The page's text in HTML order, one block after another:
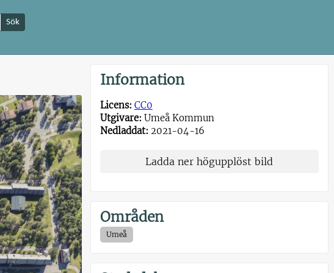
Sök
Information
Licens: CC0
Utgivare: Umeå Kommun
Nedladdat: 2021-04-16
Ladda ner högupplöst bild
Områden
Umeå